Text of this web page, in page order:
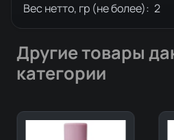
Вес нетто, гр (не более): 2
Другие товары
категории